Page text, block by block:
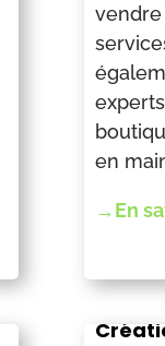
en
→En